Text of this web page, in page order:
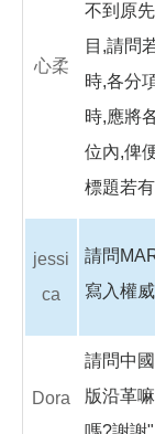
心柔
不到原
目,請問
時,各分
時,應將
位內,俾
標題若
jessi
ca
請問
寫入權
Dora
請問中
版沿革